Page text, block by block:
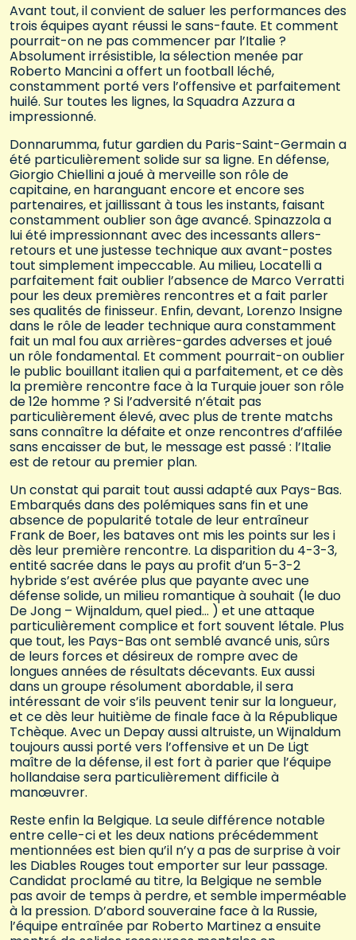
Avant tout, il convient de saluer les performances des
trois équipes ayant réussi le sans-faute. Et comment
pourrait-on ne pas commencer par l’Italie ?
Absolument irrésistible, la sélection menée par
Roberto Mancini a offert un football léché,
constamment porté vers l’offensive et parfaitement
huilé. Sur toutes les lignes, la Squadra Azzura a
impressionné.
Donnarumma, futur gardien du Paris-Saint-Germain a
été particulièrement solide sur sa ligne. En défense,
Giorgio Chiellini a joué à merveille son rôle de
capitaine, en haranguant encore et encore ses
partenaires, et jaillissant à tous les instants, faisant
constamment oublier son âge avancé. Spinazzola a
lui été impressionnant avec des incessants allers-
retours et une justesse technique aux avant-postes
tout simplement impeccable. Au milieu, Locatelli a
parfaitement fait oublier l’absence de Marco Verratti
pour les deux premières rencontres et a fait parler
ses qualités de finisseur. Enfin, devant, Lorenzo Insigne
dans le rôle de leader technique aura constamment
fait un mal fou aux arrières-gardes adverses et joué
un rôle fondamental. Et comment pourrait-on oublier
le public bouillant italien qui a parfaitement, et ce dès
la première rencontre face à la Turquie jouer son rôle
de 12e homme ? Si l’adversité n’était pas
particulièrement élevé, avec plus de trente matchs
sans connaître la défaite et onze rencontres d’affilée
sans encaisser de but, le message est passé : l’Italie
est de retour au premier plan.
Un constat qui parait tout aussi adapté aux Pays-Bas.
Embarqués dans des polémiques sans fin et une
absence de popularité totale de leur entraîneur
Frank de Boer, les bataves ont mis les points sur les i
dès leur première rencontre. La disparition du 4-3-3,
entité sacrée dans le pays au profit d’un 5-3-2
hybride s’est avérée plus que payante avec une
défense solide, un milieu romantique à souhait (le duo
De Jong – Wijnaldum, quel pied… ) et une attaque
particulièrement complice et fort souvent létale. Plus
que tout, les Pays-Bas ont semblé avancé unis, sûrs
de leurs forces et désireux de rompre avec de
longues années de résultats décevants. Eux aussi
dans un groupe résolument abordable, il sera
intéressant de voir s’ils peuvent tenir sur la longueur,
et ce dès leur huitième de finale face à la République
Tchèque. Avec un Depay aussi altruiste, un Wijnaldum
toujours aussi porté vers l’offensive et un De Ligt
maître de la défense, il est fort à parier que l’équipe
hollandaise sera particulièrement difficile à
manœuvrer.
Reste enfin la Belgique. La seule différence notable
entre celle-ci et les deux nations précédemment
mentionnées est bien qu’il n’y a pas de surprise à voir
les Diables Rouges tout emporter sur leur passage.
Candidat proclamé au titre, la Belgique ne semble
pas avoir de temps à perdre, et semble imperméable
à la pression. D’abord souveraine face à la Russie,
l’équipe entraînée par Roberto Martinez a ensuite